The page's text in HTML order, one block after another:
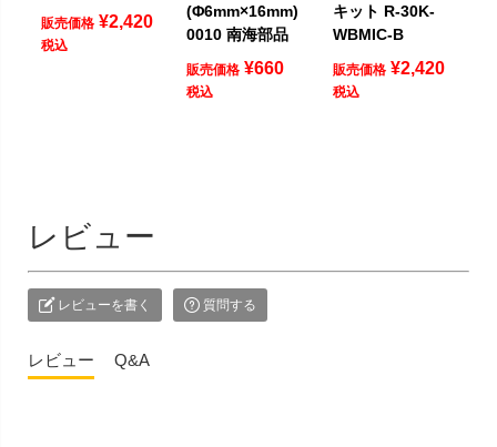
販売価格 ¥2,420
税込
(Φ6mm×16mm)
0010 南海部品
販売価格 ¥660
税込
キット R-30K-
WBMIC-B
販売価格 ¥2,420
税込
レビュー
レビューを書く 質問する
レビュー Q&A